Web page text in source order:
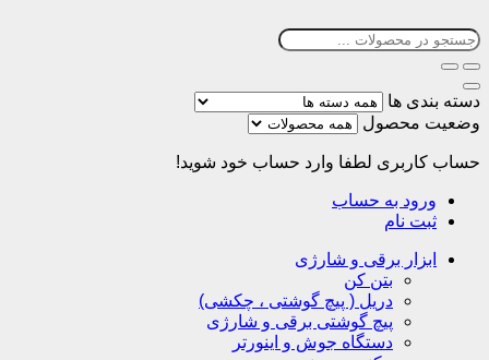
دسته بندی ها
وضعیت محصول
حساب کاربری لطفا وارد حساب خود شوید!
ورود به حساب
ثبت نام
ابزار برقی و شارژی
بتن کن
دریل ( پیچ گوشتی ، چکشی)
پیچ گوشتی برقی و شارژی
دستگاه جوش و اینورتر